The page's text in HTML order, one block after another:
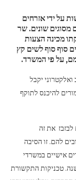
על ידי אזרחים
מסוגים שונים. שר
מכינה הצעות
סוף סוף לשים קץ
על פי המשרד.
יקבל
להיכנס לתוקף
לבזבז את זה
להם. זו הסיבה
אישיים במשרדי
טכניקות התקשורת